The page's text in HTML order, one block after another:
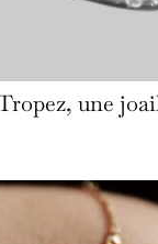
une